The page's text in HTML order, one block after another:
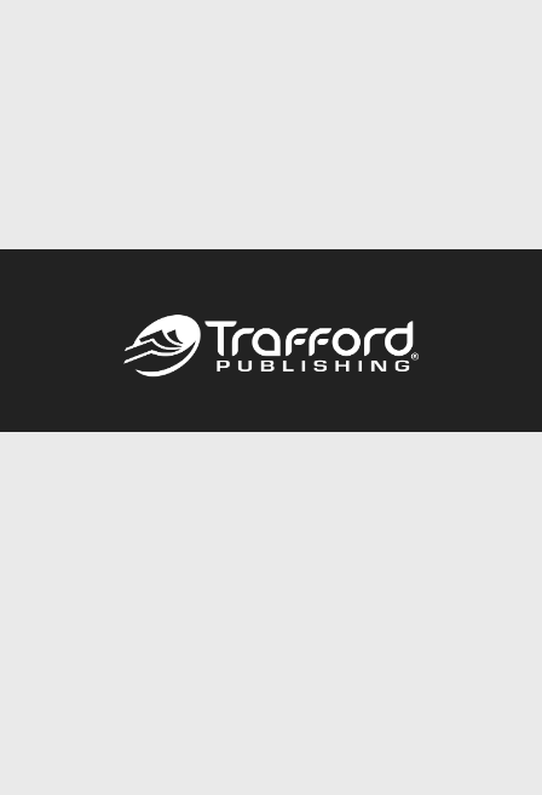
Call844.688.6899